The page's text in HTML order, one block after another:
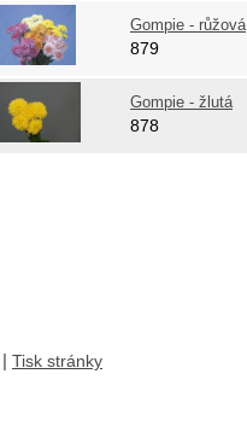
Gompie - růžová
879
Gompie - žlutá
878
Tisk stránky